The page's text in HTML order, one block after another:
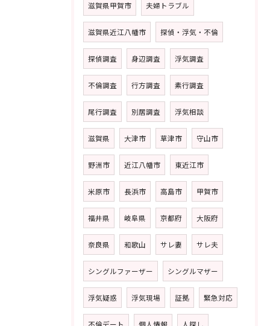
滋賀県甲賀市 夫婦トラブル
滋賀県近江八幡市 探偵・浮気・不倫
探偵調査 身辺調査 浮気調査
不倫調査 行方調査 素行調査
尾行調査 別居調査 浮気相談
滋賀県 大津市 草津市 守山市
野洲市 近江八幡市 東近江市
米原市 長浜市 高島市 甲賀市
福井県 岐阜県 京都府 大阪府
奈良県 和歌山 サレ妻 サレ夫
シングルファーザー シングルマザー
浮気疑惑 浮気現場 証拠 緊急対応